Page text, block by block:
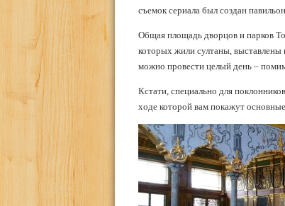
съемок сериала был создан
Общая площадь дворцов и парков
которых жили султаны, выставлены
можно провести целый день –
Кстати, специально для
ходе которой вам покажут